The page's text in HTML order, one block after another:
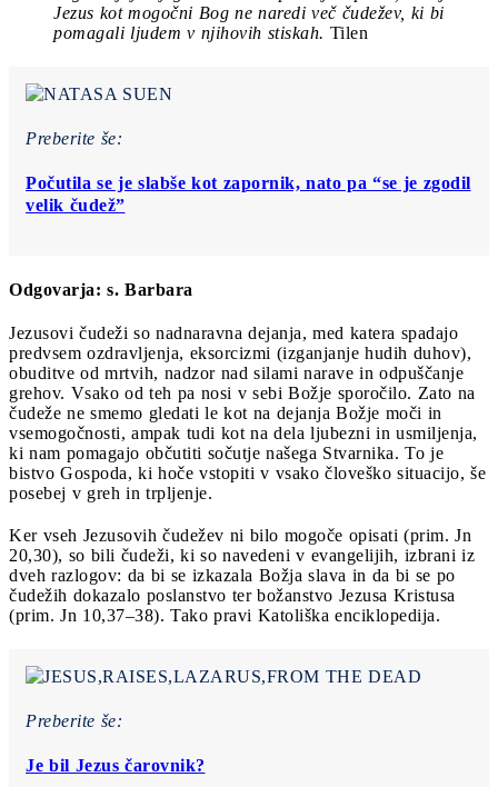
Jezus kot mogočni Bog ne naredi več čudežev, ki bi
pomagali ljudem v njihovih stiskah. Tilen
Preberite še:
Počutila se je slabše kot zapornik, nato pa “se je zgodil
velik čudež”
Odgovarja: s. Barbara
Jezusovi čudeži so nadnaravna dejanja, med katera spadajo
predvsem ozdravljenja, eksorcizmi (izganjanje hudih duhov),
obuditve od mrtvih, nadzor nad silami narave in odpuščanje
grehov. Vsako od teh pa nosi v sebi Božje sporočilo. Zato na
čudeže ne smemo gledati le kot na dejanja Božje moči in
vsemogočnosti, ampak tudi kot na dela ljubezni in usmiljenja,
ki nam pomagajo občutiti sočutje našega Stvarnika. To je
bistvo Gospoda, ki hoče vstopiti v vsako človeško situacijo, še
posebej v greh in trpljenje.
Ker vseh Jezusovih čudežev ni bilo mogoče opisati (prim. Jn
20,30), so bili čudeži, ki so navedeni v evangelijih, izbrani iz
dveh razlogov: da bi se izkazala Božja slava in da bi se po
čudežih dokazalo poslanstvo ter božanstvo Jezusa Kristusa
(prim. Jn 10,37–38). Tako pravi Katoliška enciklopedija.
Preberite še:
Je bil Jezus čarovnik?